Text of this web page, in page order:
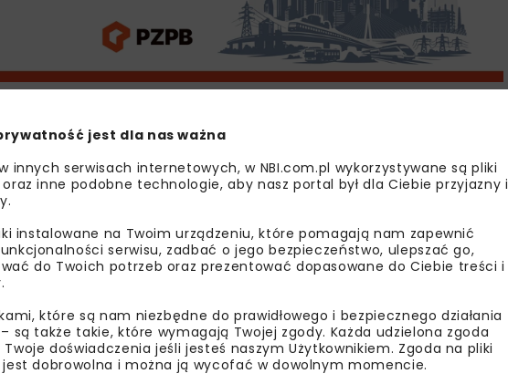
1836 r. w Radomiu (zmarł 7 stycznia 1902 r. w Warszawie) –
bankowego, zasłużony dla kolei m.in. jako twórca istotnej dla rozwoju
torów, który połączył Łódź z resztą kraju. To z jego inicjatywy
Dęblin z Dąbrową Górniczą, która dla rozwoju miasta stała się
kolejowy w Radomiu jest także częścią tej inwestycji. Jan
jak: bankowość, przemysł cukierniczy, spożywczy, leśny czy też
i filantropem, m.in. współtworzył struktury ubezpieczeniowe dla
DWORZEC KOLEJOWY JAN BLOCH PATRON
RADOM GŁÓWNY
jest dla nas ważna
innych serwisach internetowych, w NBI.com.pl wykorzystywane są pliki
inne podobne technologie, aby nasz portal był dla Ciebie przyjazny i
instalowane na Twoim urządzeniu, które pomagają nam zapewnić
serwisu, zadbać o jego bezpieczeństwo, ulepszać go,
do Twoich potrzeb oraz prezentować dopasowane do Ciebie treści i
które są nam niezbędne do prawidłowego i bezpiecznego działania
są także takie, które wymagają Twojej zgody. Każda udzielona zgoda
doświadczenia jeśli jesteś naszym Użytkownikiem. Zgoda na pliki
dobrowolna i można ją wycofać w dowolnym momencie.